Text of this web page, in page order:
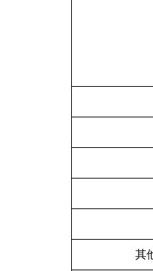
其